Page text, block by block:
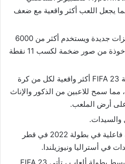
يجعل اللعب أكثر واقعية مع ضعف
يفتح HyperMotion2 ميزات جديدة ويستخدم أكثر من 6000
حركة FIFA 23 واقعية مأخوذة من صور ضخمة لكسب 11 نقطة
نتيجة لذلك ، أصبحت لعبة FIFA 23 أكثر واقعية لكل من كرة
مما سمح للاعبين من الذكور والإناث
أرض الملعب.
جرب أكثر كرة قدم دولية فاعلية في بطولة 2022 في قطر